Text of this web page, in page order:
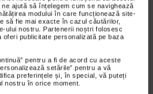
ajută să înțelegem cum se navighează
modului în care funcționează site-
să fie mai exacte în cazul căutărilor,
ului nostru. Partenerii noștri folosesc
publicitate personalizată pe baza
pentru a fi de acord cu aceste
setările” pentru a vă
preferințele și, în special, vă puteți
nostru în orice moment.
puternica;
manual preputul peste
incercarii de a face acest
decolorat , ca urmare a
a fluxului sanguin. Acest lucru
culorii glandului, care